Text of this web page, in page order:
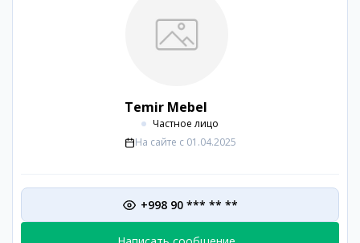
Temir Mebel
Частное лицо
На сайте с 01.04.2025
+998 90 *** ** **